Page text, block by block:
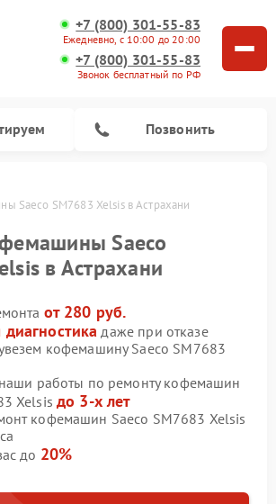
+7 (800) 301-55-83
Ежедневно, с 10:00 до 20:00
+7 (800) 301-55-83
Звонок бесплатный по РФ
Позвонить
Saeco SM7683 Xelsis в Астрахани
Saeco
в Астрахани
от 280 руб.
диагностика даже при отказе
кофемашину Saeco SM7683
наши работы по ремонту кофемашин
Xelsis до 3-х лет
кофемашин Saeco SM7683 Xelsis
до 20%